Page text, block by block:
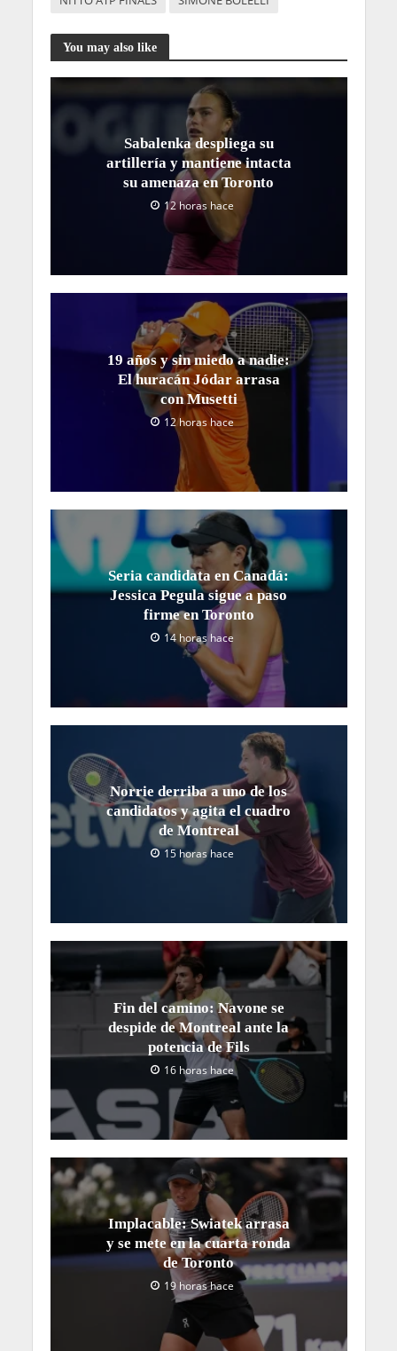
You may also like
Sabalenka despliega su
artillería y mantiene intacta
su amenaza en Toronto
12 horas hace
19 años y sin miedo a nadie:
El huracán Jódar arrasa
con Musetti
12 horas hace
Seria candidata en Canadá:
Jessica Pegula sigue a paso
firme en Toronto
14 horas hace
Norrie derriba a uno de los
candidatos y agita el cuadro
de Montreal
15 horas hace
Fin del camino: Navone se
despide de Montreal ante la
potencia de Fils
16 horas hace
Implacable: Swiatek arrasa
y se mete en la cuarta ronda
de Toronto
19 horas hace